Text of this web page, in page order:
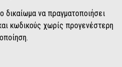
δικαίωμα να πραγματοποιήσει
κωδικούς χωρίς προγενέστερη